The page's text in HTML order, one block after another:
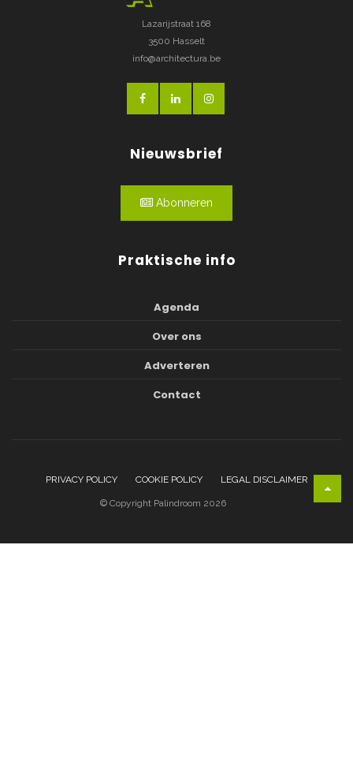
Lazarijstraat 168
3500 Hasselt
info@architectura.be
Nieuwsbrief
Abonneren
Praktische info
Agenda
Over ons
Adverteren
Contact
PRIVACY POLICY COOKIE POLICY LEGAL DISCLAIMER
© Copyright Palindroom 2026